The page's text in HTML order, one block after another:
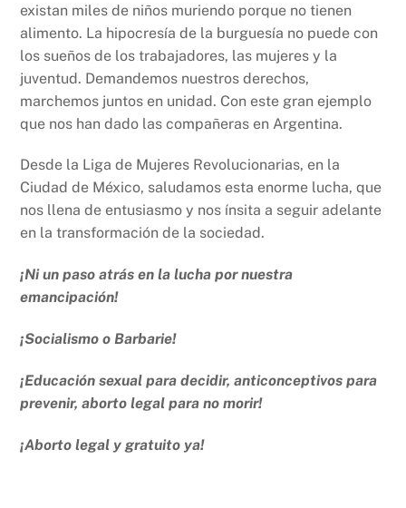
existan miles de niños muriendo porque no tienen
alimento. La hipocresía de la burguesía no puede con
los sueños de los trabajadores, las mujeres y la
juventud. Demandemos nuestros derechos,
marchemos juntos en unidad. Con este gran ejemplo
que nos han dado las compañeras en Argentina.
Desde la Liga de Mujeres Revolucionarias, en la
Ciudad de México, saludamos esta enorme lucha, que
nos llena de entusiasmo y nos ínsita a seguir adelante
en la transformación de la sociedad.
¡Ni un paso atrás en la lucha por nuestra
emancipación!
¡Socialismo o Barbarie!
¡Educación sexual para decidir, anticonceptivos para
prevenir, aborto legal para no morir!
¡Aborto legal y gratuito ya!